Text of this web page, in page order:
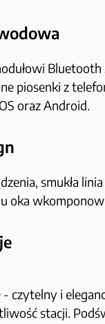
piosenki z
oraz Android.
smukła
oka
- czytelny i
stacji.